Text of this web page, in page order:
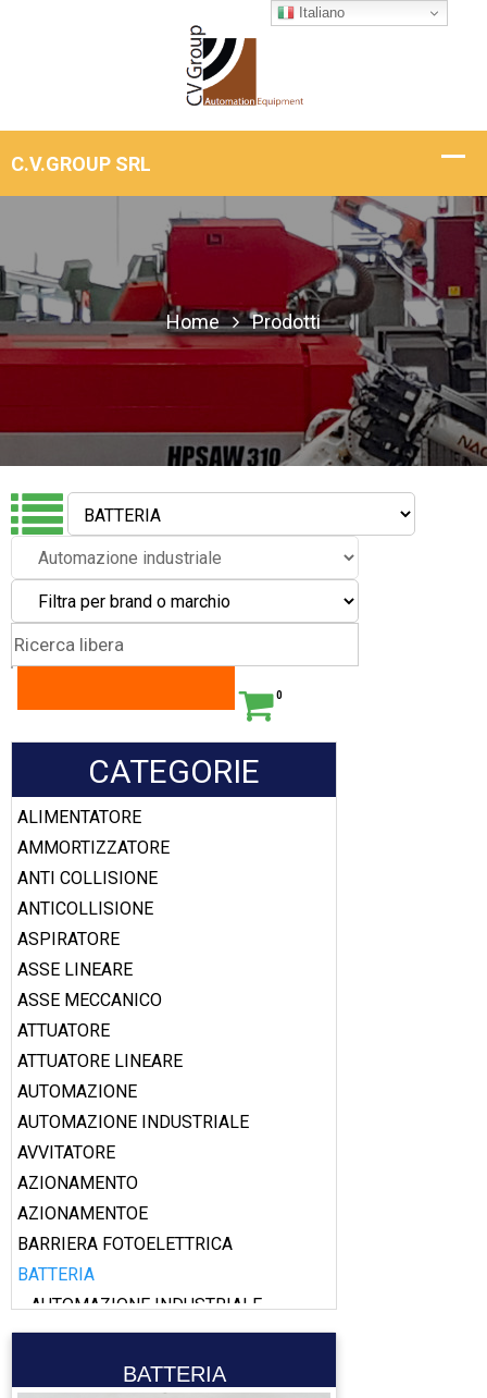
Home Prodotti
0
CATEGORIE
ALIMENTATORE
AMMORTIZZATORE
ANTI COLLISIONE
ANTICOLLISIONE
ASPIRATORE
ASSE LINEARE
ASSE MECCANICO
ATTUATORE
ATTUATORE LINEARE
AUTOMAZIONE
AUTOMAZIONE INDUSTRIALE
AVVITATORE
AZIONAMENTO
AZIONAMENTOE
BARRIERA FOTOELETTRICA
BATTERIA
AUTOMAZIONE INDUSTRIALE
BILANCIATORE
BATTERIA
Italiano